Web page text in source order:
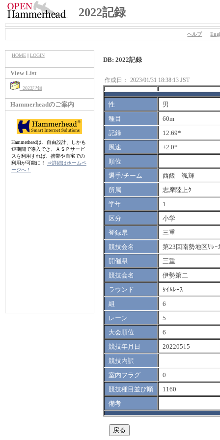
2022記録
ヘルプ
HOME| LOGIN
View List
2022記録
Hammerheadのご案内
Hammerheadは、自由設計、しかも
短期間で導入でき、ＡＳＰサービ
スを利用すれば、携帯や自宅での
利用が可能に！
⇒詳細はホームペ
ージへ！
DB: 2022記録
作成日： 2023/01/31 18:38:13 JST
性
男
種目
60m
記録
12.69*
風速
+2.0*
順位
選手/チーム
西飯 颯輝
所属
志摩陸上ｸ
学年
1
区分
小学
登録県
三重
競技会名
第23回南勢地区ﾘﾚｰ
開催県
三重
競技会名
伊勢第二
ラウンド
ﾀｲﾑﾚｰｽ
組
6
レーン
5
大会順位
6
競技年月日
20220515
競技内訳
室内フラグ
0
競技種目並び順
1160
備考